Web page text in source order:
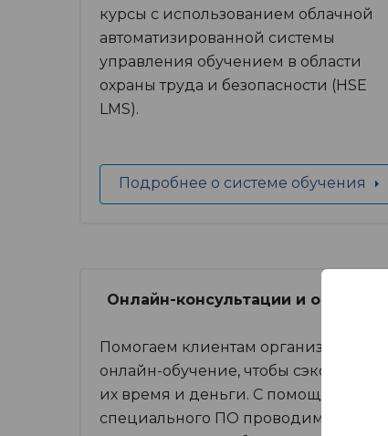
курсы с использованием облачной
автоматизированной системы
управления обучением в области
охраны труда и безопасности (HSE
LMS).
Подробнее о системе обучения
Онлайн-консультации и обучение
Помогаем клиентам организовать
онлайн-обучение, чтобы сэкономить
их время и деньги. С помощью
специального ПО проводим